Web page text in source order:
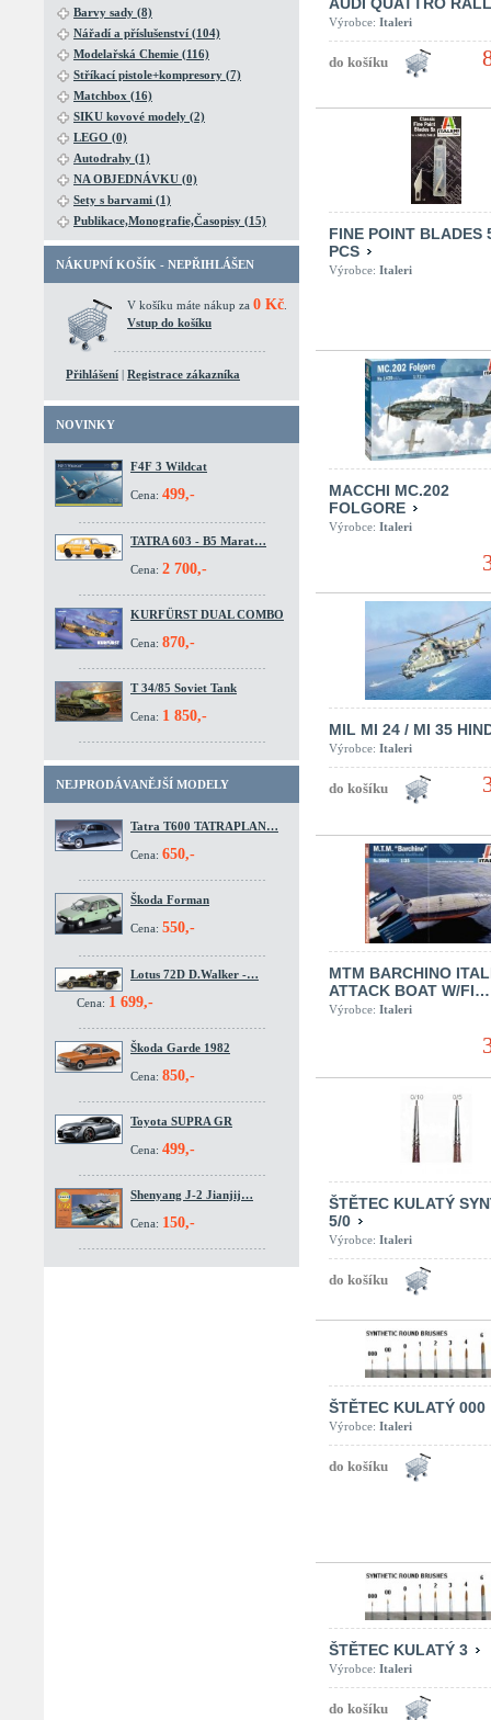
Barvy sady (8)
Nářadí a příslušenství (104)
Modelařská Chemie (116)
Stříkací pistole+kompresory (7)
Matchbox (16)
SIKU kovové modely (2)
LEGO (0)
Autodrahy (1)
NA OBJEDNÁVKU (0)
Sety s barvami (1)
Publikace,Monografie,Časopisy (15)
NÁKUPNÍ KOŠÍK - NEPŘIHLÁŠEN
V košíku máte nákup za 0 Kč
Vstup do košíku
Přihlášení | Registrace zákazníka
NOVINKY
F4F 3 Wildcat
Cena: 499,-
TATRA 603 - B5 Marat…
Cena: 2 700,-
KURFÜRST DUAL COMBO
Cena: 870,-
T 34/85 Soviet Tank
Cena: 1 850,-
NEJPRODÁVANĚJŠÍ MODELY
Tatra T600 TATRAPLAN…
Cena: 650,-
Škoda Forman
Cena: 550,-
Lotus 72D D.Walker -…
Cena: 1 699,-
Škoda Garde 1982
Cena: 850,-
Toyota SUPRA GR
Cena: 499,-
Shenyang J-2 Jianjij…
Cena: 150,-
Výrobce: Italeri
FINE POINT BLADES
PCS
Výrobce: Italeri
MACCHI MC.202
FOLGORE
Výrobce: Italeri
MIL MI 24 / MI 35
Výrobce: Italeri
MTM BARCHINO
ATTACK BOAT W/FI…
Výrobce: Italeri
ŠTĚTEC KULATÝ
5/0
Výrobce: Italeri
ŠTĚTEC KULATÝ 000
Výrobce: Italeri
ŠTĚTEC KULATÝ 3
Výrobce: Italeri